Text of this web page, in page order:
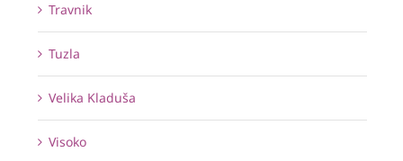
Travnik
Tuzla
Velika Kladuša
Visoko